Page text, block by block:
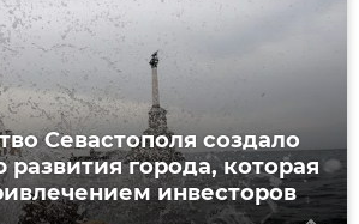
Севастополя создало
города, которая
инвесторов